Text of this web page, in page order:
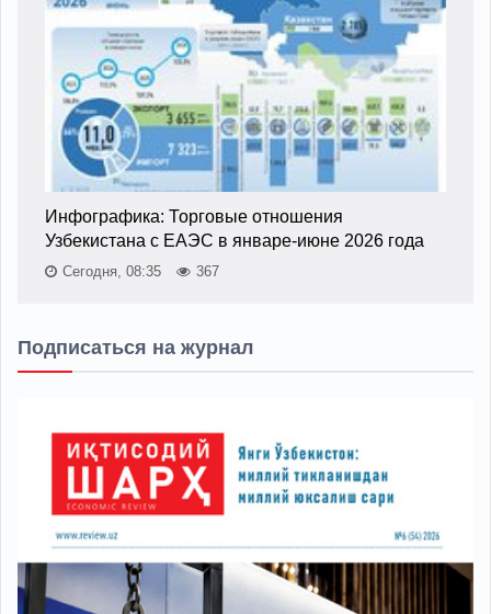
Инфографика: Торговые отношения
Узбекистана с ЕАЭС в январе-июне 2026 года
Сегодня, 08:35 367
Подписаться на журнал